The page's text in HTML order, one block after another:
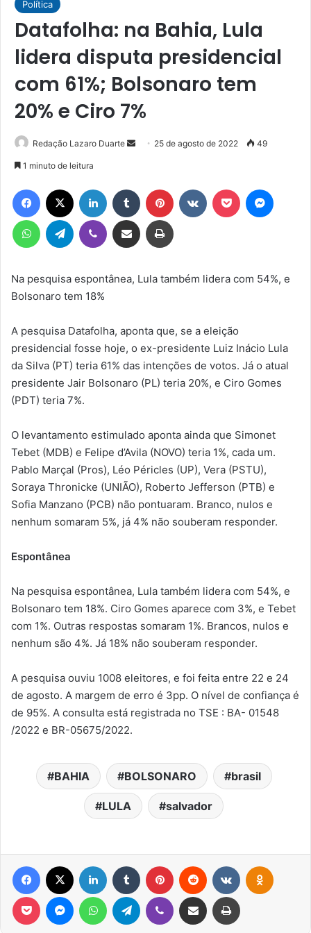
Política
Datafolha: na Bahia, Lula
lidera disputa presidencial
com 61%; Bolsonaro tem
20% e Ciro 7%
Redação Lazaro Duarte
Mande
mail
25 de agosto de 2022 49
1 minuto de leitura
Facebook Linkedin Tumblr Pinterest Pocket
WhatsAppTelegram Viber Compartilhar via e-mail Imprimir
Na pesquisa espontânea, Lula também lidera com 54%, e
Bolsonaro tem 18%
A pesquisa Datafolha, aponta que, se a eleição
presidencial fosse hoje, o ex-presidente Luiz Inácio Lula
da Silva (PT) teria 61% das intenções de votos. Já o atual
presidente Jair Bolsonaro (PL) teria 20%, e Ciro Gomes
(PDT) teria 7%.
O levantamento estimulado aponta ainda que Simonet
Tebet (MDB) e Felipe d’Avila (NOVO) teria 1%, cada um.
Pablo Marçal (Pros), Léo Péricles (UP), Vera (PSTU),
Soraya Thronicke (UNIÃO), Roberto Jefferson (PTB) e
Sofia Manzano (PCB) não pontuaram. Branco, nulos e
nenhum somaram 5%, já 4% não souberam responder.
Espontânea
Na pesquisa espontânea, Lula também lidera com 54%, e
Bolsonaro tem 18%. Ciro Gomes aparece com 3%, e Tebet
com 1%. Outras respostas somaram 1%. Brancos, nulos e
nenhum são 4%. Já 18% não souberam responder.
A pesquisa ouviu 1008 eleitores, e foi feita entre 22 e 24
de agosto. A margem de erro é 3pp. O nível de confiança é
de 95%. A consulta está registrada no TSE : BA- 01548
/2022 e BR-05675/2022.
BAHIA BOLSONARO brasil
LULA salvador
Facebook Linkedin Tumblr Pinterest Reddit
Pocket MessengerWhatsAppTelegram Viber Compartilhar via e-mail Imprimir